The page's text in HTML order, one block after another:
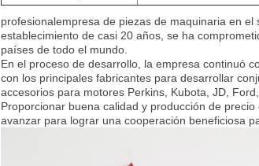
profesionalempresa de piezas de maquinaria en
establecimiento de casi 20 años, se ha
países de todo el mundo.
En el proceso de desarrollo, la empresa continuó
con los principales fabricantes para desarrollar
accesorios para motores Perkins, Kubota, JD,
Proporcionar buena calidad y producción de
avanzar para lograr una cooperación beneficiosa